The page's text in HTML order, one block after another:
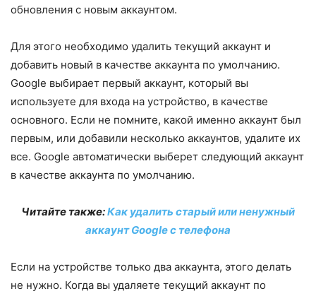
обновления с новым аккаунтом.
Для этого необходимо удалить текущий аккаунт и
добавить новый в качестве аккаунта по умолчанию.
Google выбирает первый аккаунт, который вы
используете для входа на устройство, в качестве
основного. Если не помните, какой именно аккаунт был
первым, или добавили несколько аккаунтов, удалите их
все. Google автоматически выберет следующий аккаунт
в качестве аккаунта по умолчанию.
Читайте также:Как удалить старый или ненужный
аккаунт Google с телефона
Если на устройстве только два аккаунта, этого делать
не нужно. Когда вы удаляете текущий аккаунт по